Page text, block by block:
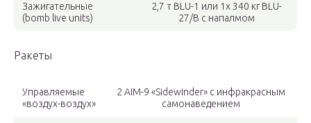
Зажигательные
(bomb live units)
2,7 т BLU-1 или 1х 340 кг BLU-
27/B с напалмом
Ракеты
Управляемые
«воздух-воздух»
2 AIM-9 «Sidewinder» с инфракрасным
самонаведением